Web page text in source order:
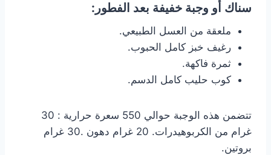
سناك أو وجبة خفيفة بعد الفطور:
ملعقة من العسل الطبيعي.
رغيف خبز كامل الحبوب.
ثمرة فاكهة.
كوب حليب كامل الدسم.
تتضمن هذه الوجبة حوالي 550 سعرة حرارية : 30
غرام من الكربوهيدرات. 20 غرام دهون .30 غرام
بروتين.